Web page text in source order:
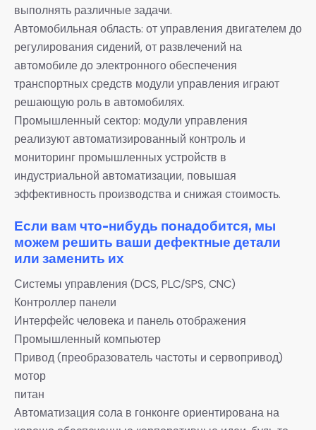
выполнять различные задачи.
Автомобильная область: от управления двигателем до
регулирования сидений, от развлечений на
автомобиле до электронного обеспечения
транспортных средств модули управления играют
решающую роль в автомобилях.
Промышленный сектор: модули управления
реализуют автоматизированный контроль и
мониторинг промышленных устройств в
индустриальной автоматизации, повышая
эффективность производства и снижая стоимость.
Если вам что-нибудь понадобится, мы
можем решить ваши дефектные детали
или заменить их
Системы управления (DCS, PLC/SPS, CNC)
Контроллер панели
Интерфейс человека и панель отображения
Промышленный компьютер
Привод (преобразователь частоты и сервопривод)
мотор
питан
Автоматизация сола в гонконге ориентирована на